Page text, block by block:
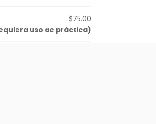
$75.00
uso de práctica)